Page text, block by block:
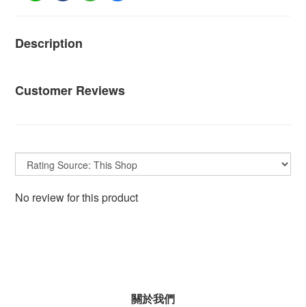
Description
Customer Reviews
No review for this product
關於我們